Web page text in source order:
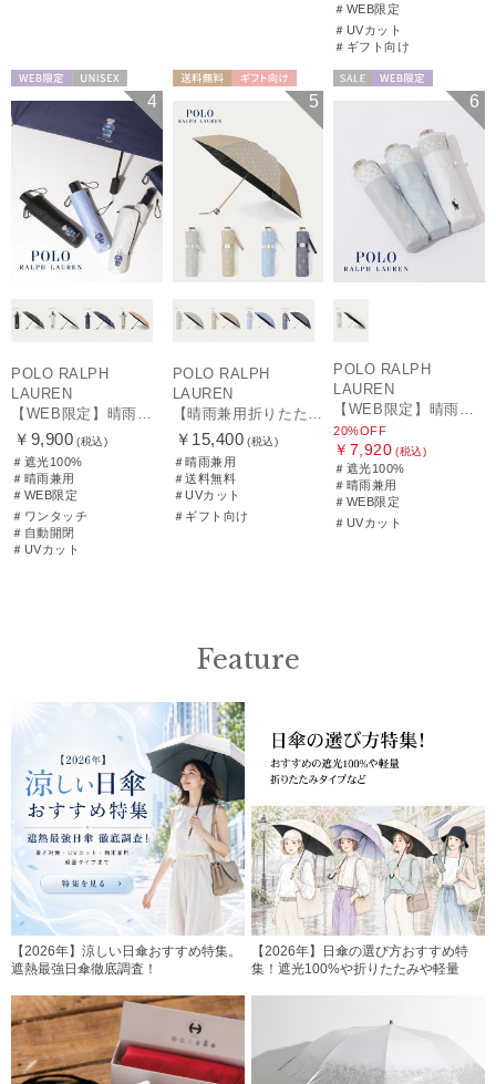
＃WEB限定
＃UVカット
＃ギフト向け
4
POLO RALPH
LAUREN
￥9,900 (税込)
＃遮光100%
＃晴雨兼用
＃WEB限定
＃ワンタッチ
＃自動開閉
＃UVカット
ギフト向け
WOMEN
5
POLO RALPH
LAUREN
￥15,400 (税込)
＃晴雨兼用
＃送料無料
＃UVカット
＃ギフト向け
6
POLO RALPH
LAUREN
【WEB限定】晴雨兼用折りたたみ日傘 ポロ ラルフ ローレン（POLO RALPH LAUREN）シャンブレーレース 遮光100 UV100
20%OFF
￥7,920 (税込)
＃遮光100%
＃晴雨兼用
＃WEB限定
＃UVカット
Feature
【2026年】涼しい日傘おすすめ特集。
遮熱最強日傘徹底調査！
【2026年】日傘の選び方おすすめ特
集！遮光100%や折りたたみや軽量